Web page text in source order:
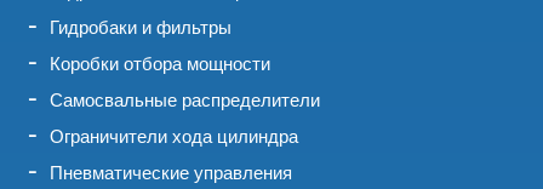
Гидробаки и фильтры
Коробки отбора мощности
Самосвальные распределители
Ограничители хода цилиндра
Пневматические управления